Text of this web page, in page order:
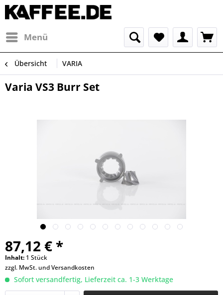
Menü
Übersicht VARIA
Varia VS3 Burr Set
87,12 € *
Inhalt: 1 Stück
zzgl. MwSt. undVersandkosten
Sofort versandfertig, Lieferzeit ca. 1-3 Werktage